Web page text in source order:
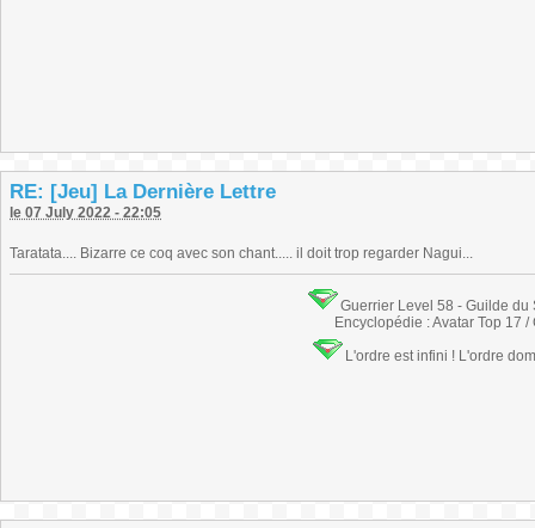
RE: [Jeu] La Dernière Lettre
le 07 July 2022 - 22:05
Taratata.... Bizarre ce coq avec son chant..... il doit trop regarder Nagui...
Guerrier Level 58 - Guilde
Encyclopédie : Avatar Top 17 /
L'ordre est infini ! L'ordre